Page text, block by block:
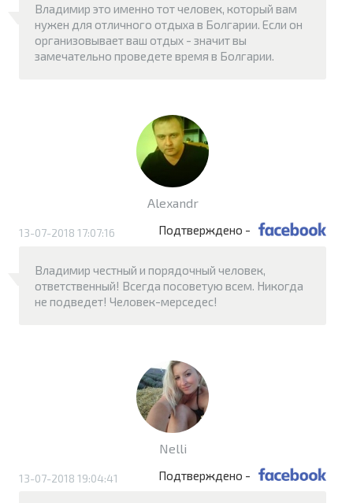
Владимир это именно тот человек, который вам
нужен для отличного отдыха в Болгарии. Если он
организовывает ваш отдых - значит вы
замечательно проведете время в Болгарии.
Alexandr
Подтверждено -
13-07-2018 17:07:16
Владимир честный и порядочный человек,
ответственный! Всегда посоветую всем. Никогда
не подведет! Человек-мерседес!
Nelli
Подтверждено -
13-07-2018 19:04:41